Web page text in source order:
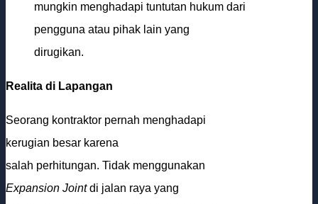
mungkin menghadapi tuntutan hukum dari
pengguna atau pihak lain yang
dirugikan.
Realita di Lapangan
Seorang kontraktor pernah menghadapi
kerugian besar karena
salah perhitungan. Tidak menggunakan
Expansion Jointdi jalan raya yang